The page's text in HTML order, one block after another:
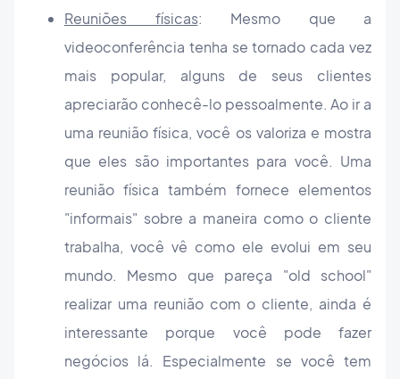
Reuniões físicas: Mesmo que a
videoconferência tenha se tornado cada vez
mais popular, alguns de seus clientes
apreciarão conhecê-lo pessoalmente. Ao ir a
uma reunião física, você os valoriza e mostra
que eles são importantes para você. Uma
reunião física também fornece elementos
"informais" sobre a maneira como o cliente
trabalha, você vê como ele evolui em seu
mundo. Mesmo que pareça "old school"
realizar uma reunião com o cliente, ainda é
interessante porque você pode fazer
negócios lá. Especialmente se você tem